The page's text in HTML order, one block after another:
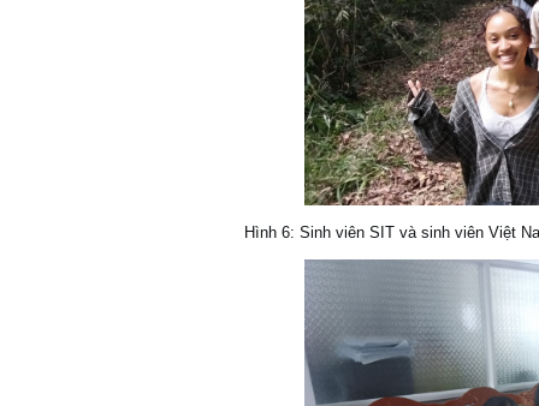
Hình 6: Sinh viên SIT và sinh viên Việt